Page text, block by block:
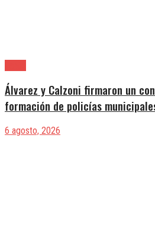
Álvarez y Calzoni firmaron un
formación de policías
6 agosto, 2026